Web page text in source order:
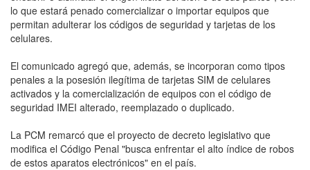
lo que estará penado comercializar o importar equipos que
permitan adulterar los códigos de seguridad y tarjetas de los
celulares.
El comunicado agregó que, además, se incorporan como tipos
penales a la posesión ilegítima de tarjetas SIM de celulares
activados y la comercialización de equipos con el código de
seguridad IMEI alterado, reemplazado o duplicado.
La PCM remarcó que el proyecto de decreto legislativo que
modifica el Código Penal "busca enfrentar el alto índice de robos
de estos aparatos electrónicos" en el país.